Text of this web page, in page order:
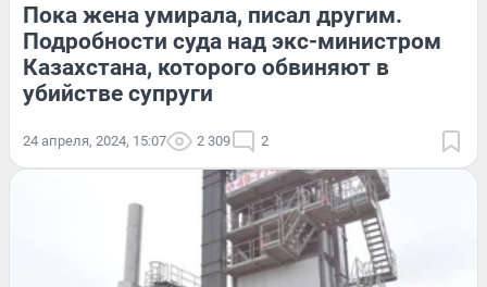
Пока жена умирала, писал другим.
Подробности суда над экс-министром
Казахстана, которого обвиняют в
убийстве супруги
24 апреля, 2024, 15:07 2 309 2